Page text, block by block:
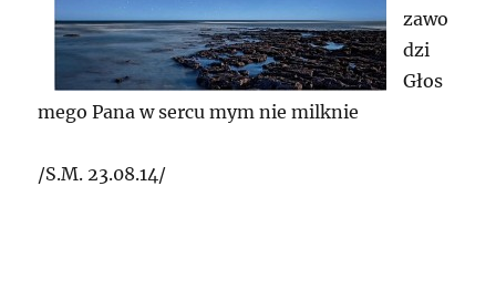
zawo
dzi
Głos
mego Pana w sercu mym nie milknie
/S.M. 23.08.14/